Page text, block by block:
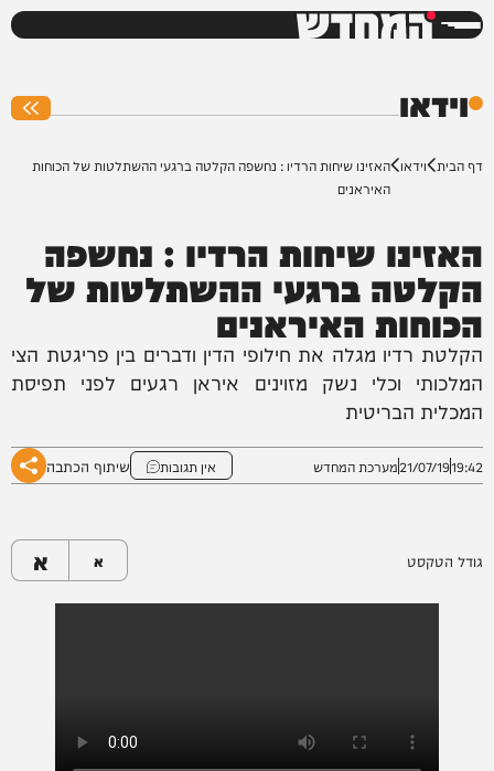
המחדש
וידאו
דף הבית וידאו
האזינו שיחות הרדיו : נחשפה הקלטה ברגעי ההשתלטות של הכוחות
האיראנים
האזינו שיחות הרדיו : נחשפה
הקלטה ברגעי ההשתלטות של
הכוחות האיראנים
הקלטת רדיו מגלה את חילופי הדין ודברים בין פריגטת הצי
המלכותי וכלי נשק מזוינים איראן רגעים לפני תפיסת
המכלית הבריטית
19:42
21/07/19מערכת המחדש אין תגובות שיתוף הכתבה
גודל הטקסט א א